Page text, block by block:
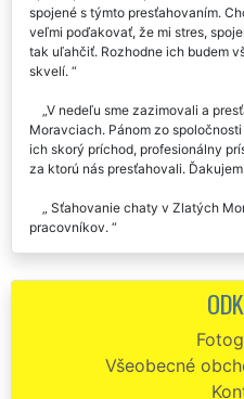
spojené s týmto presťahovaním.
veľmi poďakovať, že mi stres,
tak uľahčiť. Rozhodne ich budem
skvelí.
V nedeľu sme zazimovali a
Moravciach. Pánom zo
ich skorý príchod, profesionálny
za ktorú nás presťahovali.
Sťahovanie chaty v Zlatých
pracovníkov.
objednávkový formulár bolo veľmi
ozvali počas 0,5 hod. Samotné
Spoločnosť EXTRA
novo zakúpenej
Všeobecné